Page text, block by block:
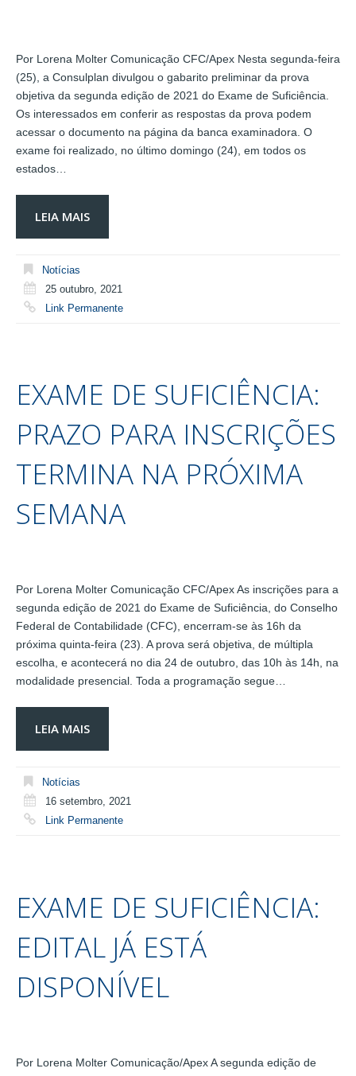
Por Lorena Molter Comunicação CFC/Apex Nesta segunda-feira
(25), a Consulplan divulgou o gabarito preliminar da prova
objetiva da segunda edição de 2021 do Exame de Suficiência.
Os interessados em conferir as respostas da prova podem
acessar o documento na página da banca examinadora. O
exame foi realizado, no último domingo (24), em todos os
estados…
LEIA MAIS
Notícias
25 outubro, 2021
Link Permanente
EXAME DE SUFICIÊNCIA:
PRAZO PARA INSCRIÇÕES
TERMINA NA PRÓXIMA
SEMANA
Por Lorena Molter Comunicação CFC/Apex As inscrições para a
segunda edição de 2021 do Exame de Suficiência, do Conselho
Federal de Contabilidade (CFC), encerram-se às 16h da
próxima quinta-feira (23). A prova será objetiva, de múltipla
escolha, e acontecerá no dia 24 de outubro, das 10h às 14h, na
modalidade presencial. Toda a programação segue…
LEIA MAIS
Notícias
16 setembro, 2021
Link Permanente
EXAME DE SUFICIÊNCIA:
EDITAL JÁ ESTÁ
DISPONÍVEL
Por Lorena Molter Comunicação/Apex A segunda edição de